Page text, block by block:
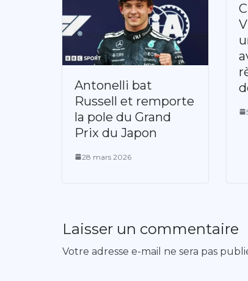
Antonelli bat
Russell et remporte
la pole du Grand
Prix du Japon
28 mars 2026
Laisser un commentaire
Votre adresse e-mail ne sera pas